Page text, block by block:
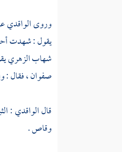
وروىالواقدي
يقول : شهدت
شهاب الزهري
صفوان ،فقال :
قالالواقدي:
وقاص.